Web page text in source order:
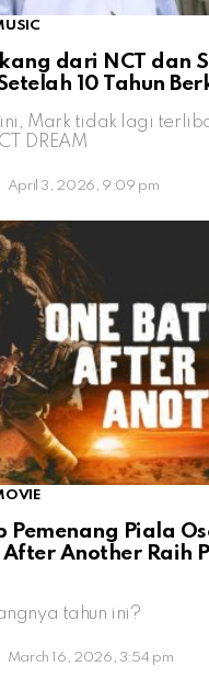
dari NCT dan
10 Tahun
ini, Mark tidak lagi
DREAM
April 3, 2026, 9:09 pm
Pemenang Piala
After Another Raih
tahun ini?
March 16, 2026, 3:54 pm